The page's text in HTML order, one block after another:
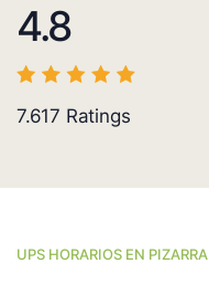
4.8
7.617 Ratings
UPS HORARIOS EN PIZARRA